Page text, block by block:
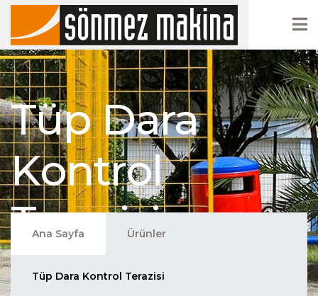
Tüp Dara
Kontrol
Terazisi
Ana Sayfa Ürünler
Tüp Dara Kontrol Terazisi